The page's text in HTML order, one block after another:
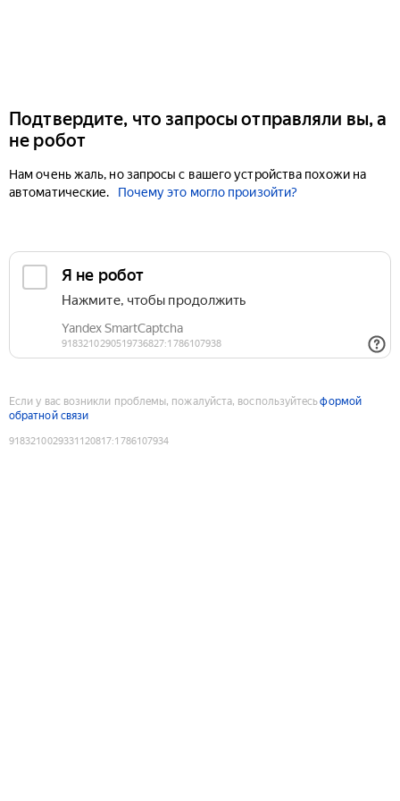
Подтвердите, что запросы отправляли вы, а
не робот
Нам очень жаль, но запросы с вашего устройства похожи на
автоматические.
Почему это могло произойти?
Если у вас возникли проблемы, пожалуйста, воспользуйтесьформой
обратной связи
9183210029331120817:1786107934